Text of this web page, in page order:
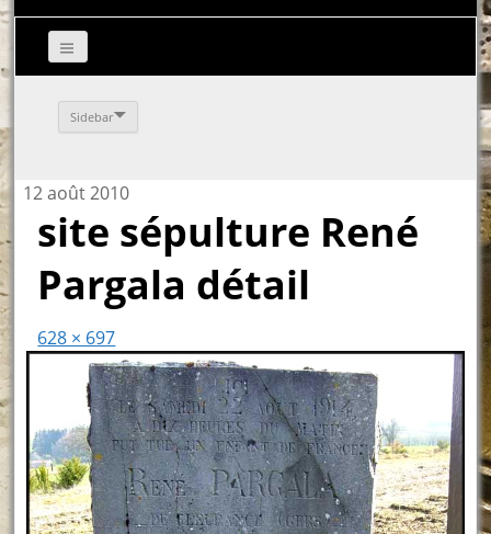
Sidebar
12 août 2010
site sépulture René
Pargala détail
628 × 697